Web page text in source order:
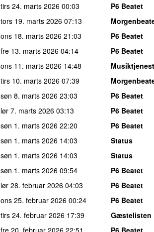
tirs 24. marts 2026 00:03
P6 Beatet
tors 19. marts 2026 07:13
ons 18. marts 2026 21:03
P6 Beatet
fre 13. marts 2026 04:14
P6 Beatet
ons 11. marts 2026 14:48
tirs 10. marts 2026 07:39
søn 8. marts 2026 23:03
P6 Beatet
lør 7. marts 2026 03:13
P6 Beatet
søn 1. marts 2026 22:20
P6 Beatet
søn 1. marts 2026 14:03
Status
søn 1. marts 2026 14:03
Status
søn 1. marts 2026 09:54
P6 Beatet
lør 28. februar 2026 04:03
P6 Beatet
ons 25. februar 2026 00:24
P6 Beatet
tirs 24. februar 2026 17:39
Gæstelisten
fre 20. februar 2026 22:51
P6 Beatet